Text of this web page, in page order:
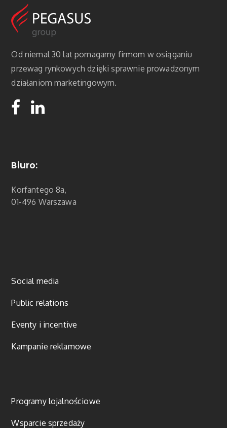
Od niemal 30 lat pomagamy firmom w osiąganiu
przewag rynkowych dzięki sprawnie prowadzonym
działaniom marketingowym.
Biuro:
Korfantego 8a,
01-496 Warszawa
Social media
Public relations
Eventy i incentive
Kampanie reklamowe
Programy lojalnościowe
Wsparcie sprzedaży